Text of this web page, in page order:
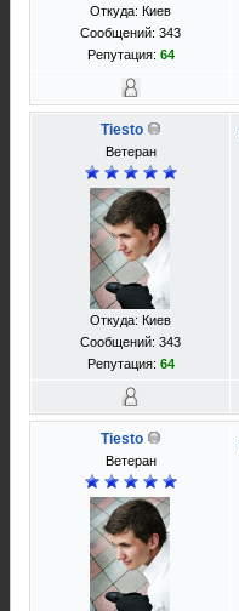
Откуда: Киев
Сообщений: 343
Репутация: 64
Tiesto
Ветеран
Откуда: Киев
Сообщений: 343
Репутация: 64
Tiesto
Ветеран